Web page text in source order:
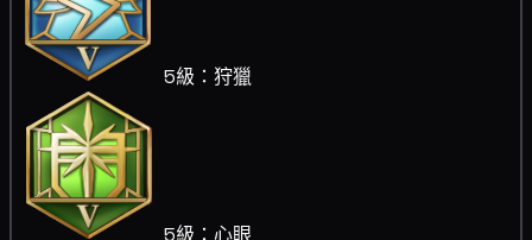
5級：狩獵
5級：心眼